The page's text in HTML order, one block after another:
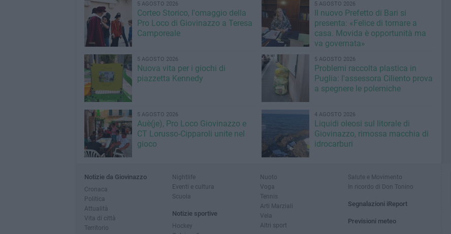
5 AGOSTO 2026
Corteo Storico, l'omaggio della
Pro Loco di Giovinazzo a Teresa
Camporeale
5 AGOSTO 2026
Il nuovo Prefetto di Bari si
presenta: «Felice di tornare a
casa. Movida è opportunità ma
va governata»
5 AGOSTO 2026
Nuova vita per i giochi di
piazzetta Kennedy
5 AGOSTO 2026
Problemi raccolta plastica in
Puglia: l'assessora Ciliento prova
a spegnere le polemiche
5 AGOSTO 2026
Auè(je), Pro Loco Giovinazzo e
CT Lorusso-Cipparoli unite nel
gioco
4 AGOSTO 2026
Liquidi oleosi sul litorale di
Giovinazzo, rimossa macchia di
idrocarburi
Notizie da Giovinazzo
Cronaca
Politica
Attualità
Vita di città
Territorio
Nightlife
Eventi e cultura
Scuola
Notizie sportive
Hockey
Nuoto
Voga
Tennis
Arti Marziali
Vela
Altri sport
Salute e Movimento
In ricordo di Don Tonino
Segnalazioni iReport
Previsioni meteo